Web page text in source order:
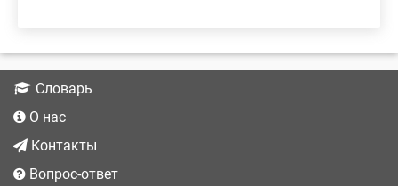
Словарь
О нас
Контакты
Вопрос-ответ